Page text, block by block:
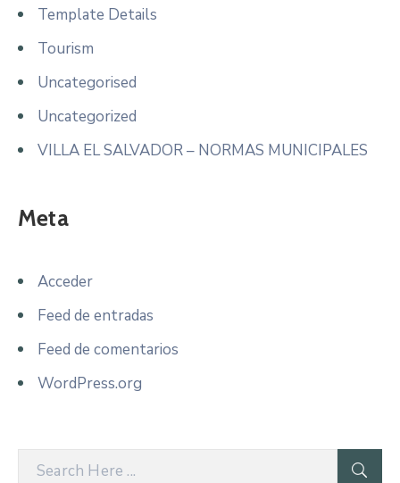
Template Details
Tourism
Uncategorised
Uncategorized
VILLA EL SALVADOR – NORMAS MUNICIPALES
Meta
Acceder
Feed de entradas
Feed de comentarios
WordPress.org